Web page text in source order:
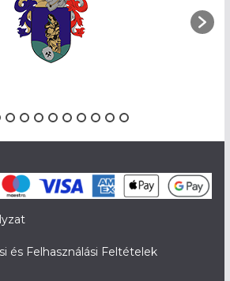
és Felhasználási Feltételek